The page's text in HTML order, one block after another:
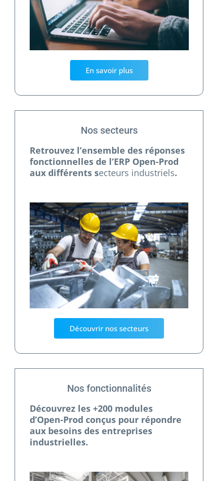
En savoir plus
Nos secteurs
Retrouvez l’ensemble des réponses
fonctionnelles de l’ERP Open-Prod
aux différents secteurs industriels.
Découvrir nos secteurs
Nos fonctionnalités
Découvrez les +200 modules
d’Open-Prod conçus pour répondre
aux besoins des entreprises
industrielles.